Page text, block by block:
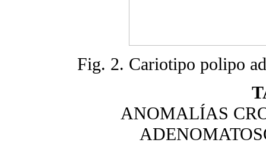
Fig. 2. Cariotipo polipo
ANOMALÍAS